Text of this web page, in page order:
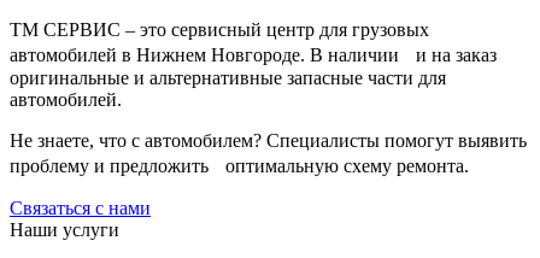
ТМ СЕРВИС – это сервисный центр для грузовых
автомобилей в Нижнем Новгороде. В наличии и на заказ
оригинальные и альтернативные запасные части для
автомобилей.
Не знаете, что с автомобилем? Специалисты помогут выявить
проблему и предложить оптимальную схему ремонта.
Связаться с нами
Наши услуги